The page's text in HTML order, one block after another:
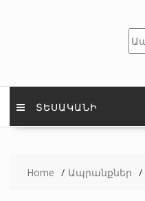
ՏԵՍԱԿԱՆԻ
Home Ապրանքներ